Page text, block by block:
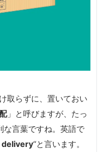
取らずに、置いておい
」と呼びますが、たっ
な言葉ですね。英語で
“と言います。